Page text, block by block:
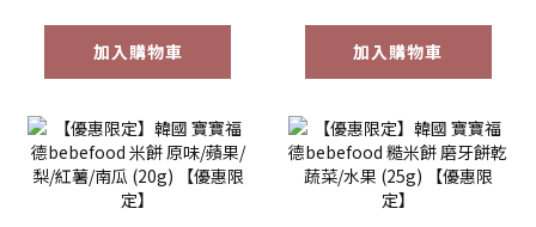
加入購物車 加入購物車